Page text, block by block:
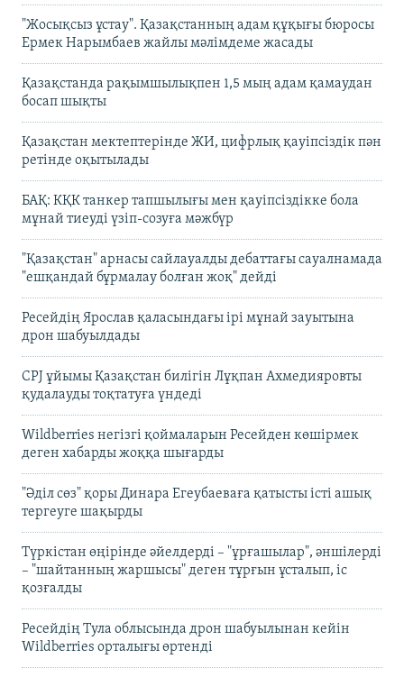
"Жосықсыз ұстау". Қазақстанның адам құқығы бюросы
Ермек Нарымбаев жайлы мәлімдеме жасады
Қазақстанда рақымшылықпен 1,5 мың адам қамаудан
босап шықты
Қазақстан мектептерінде ЖИ, цифрлық қауіпсіздік пән
ретінде оқытылады
БАҚ: КҚК танкер тапшылығы мен қауіпсіздікке бола
мұнай тиеуді үзіп-созуға мәжбүр
"Қазақстан" арнасы сайлауалды дебаттағы сауалнамада
"ешқандай бұрмалау болған жоқ" дейді
Ресейдің Ярослав қаласындағы ірі мұнай зауытына
дрон шабуылдады
CPJ ұйымы Қазақстан билігін Лұқпан Ахмедияровты
қудалауды тоқтатуға үндеді
Wildberries негізгі қоймаларын Ресейден көшірмек
деген хабарды жоққа шығарды
"Әділ сөз" қоры Динара Егеубаеваға қатысты істі ашық
тергеуге шақырды
Түркістан өңірінде әйелдерді – "ұрғашылар", әншілерді
– "шайтанның жаршысы" деген тұрғын ұсталып, іс
қозғалды
Ресейдің Тула облысында дрон шабуылынан кейін
Wildberries орталығы өртенді